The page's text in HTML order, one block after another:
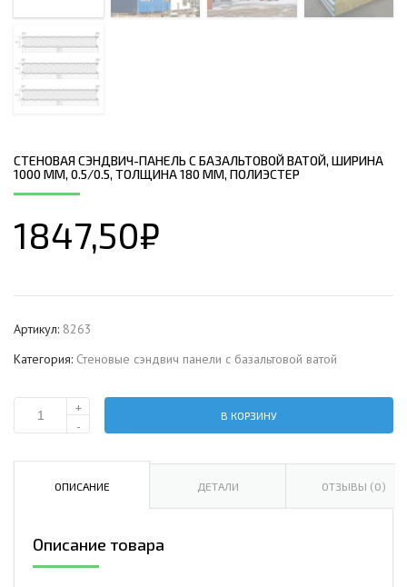
СТЕНОВАЯ СЭНДВИЧ-ПАНЕЛЬ С БАЗАЛЬТОВОЙ ВАТОЙ, ШИРИНА
1000 ММ, 0.5/0.5, ТОЛЩИНА 180 ММ, ПОЛИЭСТЕР
1847,50₽
Артикул: 8263
Категория: Стеновые сэндвич панели с базальтовой ватой
Количество
сэндвич-
ватой,
ширина
+
-
В КОРЗИНУ
ОПИСАНИЕ ДЕТАЛИ ОТЗЫВЫ (0)
Описание товара